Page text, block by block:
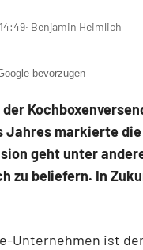
‧ Benjamin Heimlich
bevorzugen
Jahres markierte
geht unter
zu beliefern. In
Unternehmen ist